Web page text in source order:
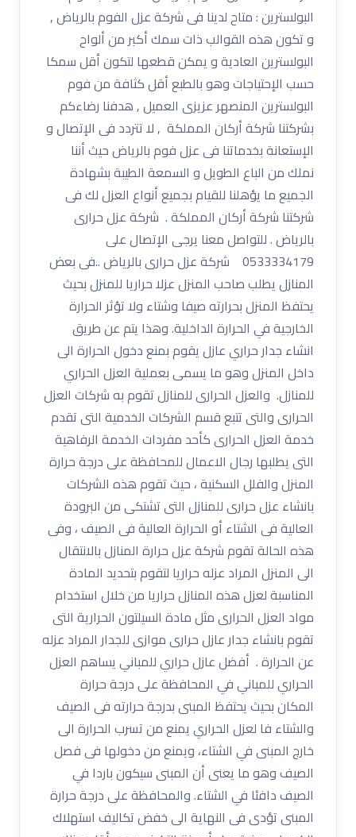
البولسترين : متاح لدينا فى شركة عزل الفوم بالرياض ,
و تكون هذه القوالب ذات سمك أكبر من ألواح
البولسترين العادية و يمكن قطعها لتكون أقل سمكا
حسب الإحتياجات وهو بالطبع أقل كثافة من فوم
البولسترين المنصهر عزيزى العميل , هدفنا رضاءكم
بشركتنا شركة أركان المملكة , لا تتردد فى الإتصال و
الإستعانة بخدماتنا فى عزل فوم بالرياض حيث أننا
نملك من الباع الطويل و السمعة الطيبة بشهادة
الجميع ما يؤهلنا للقيام بجميع أنواع العزل لك فى
شركتنا شركة أركان المملكة . شركة عزل حرارى
بالرياض . للتواصل معنا يرجى الإتصال على
0533334179 شركة عزل حرارى بالرياض ..فى بعض
المنازل يطلب صاحب المنزل عزلا حراريا للمنزل بحيث
يحتفظ المنزل بحرارته صيفا وشتاء ولا تؤثر الحرارة
الخارجية في الحرارة الداخلية. وهذا يتم عن طريق
انشاء جدار حراري عازل يقوم بمنع دخول الحرارة الى
داخل المنزل وهو ما يسمى بعملية العزل الحراري
للمنازل. والعزل الحرارى للمنازل تقوم به شركات العزل
الحرارى والتى تتبع قسم الشركات الخدمية التى تقدم
خدمة العزل الحرارى كأحد مفردات الخدمة الرفاهية
التى يطلبها رجال الاعمال للمحافظة على درجة حرارة
المنزل والفلل السكنية ، حيث تقوم هذه الشركات
بانشاء عزل حرارى للمنازل التى تشتكى من البرودة
العالية فى الشتاء أو الحرارة العالية فى الصيف ، وفى
هذه الحالة تقوم شركة عزل حرارة المنازل بالانتقال
الى المنزل المراد عزله حراريا لتقوم بتحديد المادة
المناسبة لعزل هذه المنازل حراريا من خلال استخدام
مواد العزل الحرارى مثل مادة السيلتون الحرارية التى
تقوم بانشاء جدار عازل حرارى موازى للجدار المراد عزله
عن الحرارة . أفضل عازل حراري للمباني يساهم العزل
الحراري للمباني في المحافظة على درجة حرارة
المكان بحيث يحتفظ المبنى بدرجة حرارته فى الصيف
والشتاء فا لعزل الحراري يمنع من تسرب الحرارة الى
خارج المبنى في الشتاء، ويمنع من دخولها فى فصل
الصيف وهو ما يعنى أن المبنى سيكون باردا في
الصيف دافئا في الشتاء. والمحافظة على درجة حرارة
المبنى تؤدى فى النهاية الى خفض تكاليف استهلاك